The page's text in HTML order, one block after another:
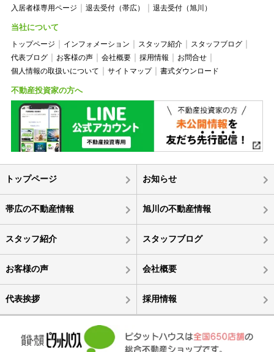
入居者様専用ページ 退去受付（帯広） 退去受付（旭川）
当社について
トップページ インフォメーション スタッフ紹介
スタッフブログ
代表ブログ
お客様の声 会社概要 採用情報
お問合せ
個人情報の取扱いについて
サイトマップ 書式ダウンロード
不動産投資家の方へ
トップページ お知らせ
帯広の不動産情報 旭川の不動産情報
スタッフ紹介 スタッフブログ
お客様の声 会社概要
代表挨拶 採用情報